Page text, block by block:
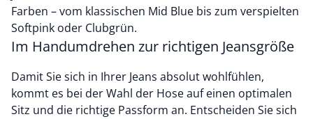
Farben – vom klassischen Mid Blue bis zum verspielten
Softpink oder Clubgrün.
Im Handumdrehen zur richtigen Jeansgröße
Damit Sie sich in Ihrer Jeans absolut wohlfühlen,
kommt es bei der Wahl der Hose auf einen optimalen
Sitz und die richtige Passform an. Entscheiden Sie sich